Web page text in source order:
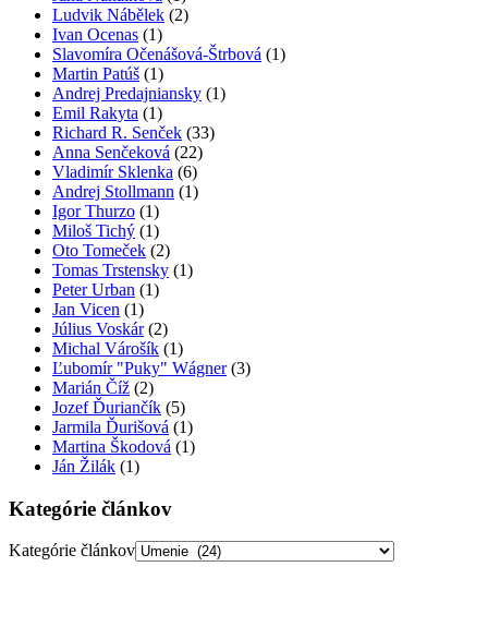
Ludvik Nábělek (2)
Ivan Ocenas (1)
Slavomíra Očenášová-Štrbová (1)
Martin Patúš (1)
Andrej Predajniansky (1)
Emil Rakyta (1)
Richard R. Senček (33)
Anna Senčeková (22)
Vladimír Sklenka (6)
Andrej Stollmann (1)
Igor Thurzo (1)
Miloš Tichý (1)
Oto Tomeček (2)
Tomas Trstensky (1)
Peter Urban (1)
Jan Vicen (1)
Július Voskár(2)
Michal Várošík (1)
Ľubomír "Puky" Wágner(3)
Marián Číž (2)
Jozef Ďuriančík (5)
Jarmila Ďurišová (1)
Martina Škodová (1)
Ján Žilák (1)
Kategórie článkov
Kategórie článkov